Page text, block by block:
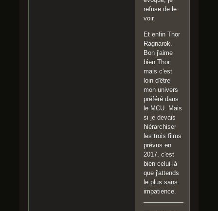
refuse de le
voir.
Et enfin Thor
Ragnarok.
Bon j'aime
bien Thor
mais c'est
loin d'être
mon univers
préféré dans
le MCU. Mais
si je devais
hiérarchiser
les trois films
prévus en
2017, c'est
bien celui-là
que j'attends
le plus sans
impatience.